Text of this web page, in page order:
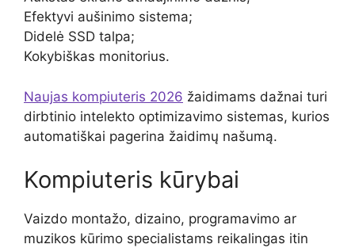
Efektyvi aušinimo sistema;
Didelė SSD talpa;
Kokybiškas monitorius.
Naujas kompiuteris 2026 žaidimams dažnai turi
dirbtinio intelekto optimizavimo sistemas, kurios
automatiškai pagerina žaidimų našumą.
Kompiuteris kūrybai
Vaizdo montažo, dizaino, programavimo ar
muzikos kūrimo specialistams reikalingas itin